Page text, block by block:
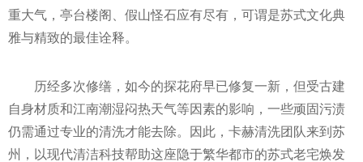
重大气，亭台楼阁、假山怪石应有尽有，可谓是苏式文化典
雅与精致的最佳诠释。
历经多次修缮，如今的探花府早已修复一新，但受古建
自身材质和江南潮湿闷热天气等因素的影响，一些顽固污渍
仍需通过专业的清洗才能去除。因此，卡赫清洗团队来到苏
州，以现代清洁科技帮助这座隐于繁华都市的苏式老宅焕发